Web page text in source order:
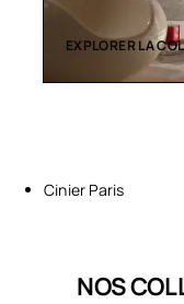
EXPLORER LA
Cinier Paris
NOS